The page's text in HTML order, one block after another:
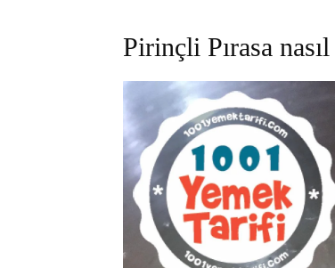
Pirinçli Pırasa nasıl